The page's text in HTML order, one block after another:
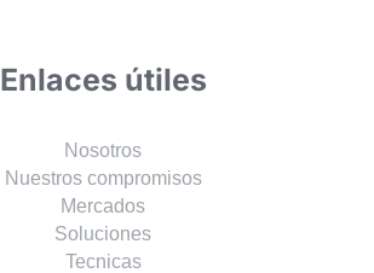
Enlaces útiles
Nosotros
Nuestros compromisos
Mercados
Soluciones
Tecnicas